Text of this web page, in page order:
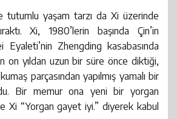
tutumlu yaşam tarzı da Xi üzerinde
Xi, 1980’lerin başında Çin’in
Eyaleti’nin Zhengding kasabasında
on yıldan uzun bir süre önce diktiği,
parçasından yapılmış yamalı bir
Bir memur ona yeni bir yorgan
Xi “Yorgan gayet iyi.” diyerek kabul